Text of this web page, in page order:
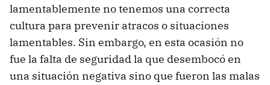
lamentablemente no tenemos una correcta
cultura para prevenir atracos o situaciones
lamentables. Sin embargo, en esta ocasión no
fue la falta de seguridad la que desembocó en
una situación negativa sino que fueron las malas